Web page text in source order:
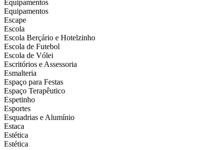
Equipamentos
Equipamentos
Escape
Escola
Escola Berçário e Hotelzinho
Escola de Futebol
Escola de Vólei
Escritórios e Assessoria
Esmalteria
Espaço para Festas
Espaço Terapêutico
Espetinho
Esportes
Esquadrias e Alumínio
Estaca
Estética
Estética